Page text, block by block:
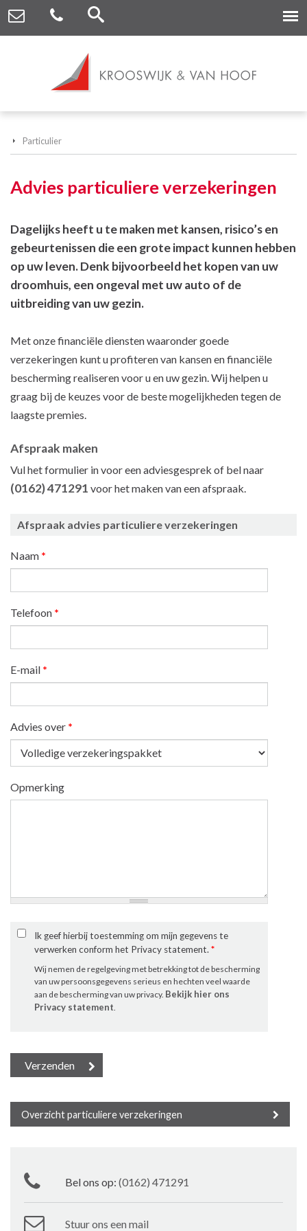
Particulier
Advies particuliere verzekeringen
Dagelijks heeft u te maken met kansen, risico’s en
gebeurtenissen die een grote impact kunnen hebben
op uw leven. Denk bijvoorbeeld het kopen van uw
droomhuis, een ongeval met uw auto of de
uitbreiding van uw gezin.
Met onze financiële diensten waaronder goede
verzekeringen kunt u profiteren van kansen en financiële
bescherming realiseren voor u en uw gezin. Wij helpen u
graag bij de keuzes voor de beste mogelijkheden tegen de
laagste premies.
Afspraak maken
Vul het formulier in voor een adviesgesprek of bel naar
(0162) 471291 voor het maken van een afspraak.
Afspraak advies particuliere verzekeringen
Naam *
Telefoon *
E-mail *
Advies over *
Opmerking
Ik geef hierbij toestemming om mijn gegevens te
verwerken conform het Privacy statement. *
Wij nemen de regelgeving met betrekking tot de bescherming
van uw persoonsgegevens serieus en hechten veel waarde
aan de bescherming van uw privacy. Bekijk hier ons
Privacy statement
Overzicht particuliere verzekeringen
Bel ons op: (0162) 471291
Stuur ons een mail